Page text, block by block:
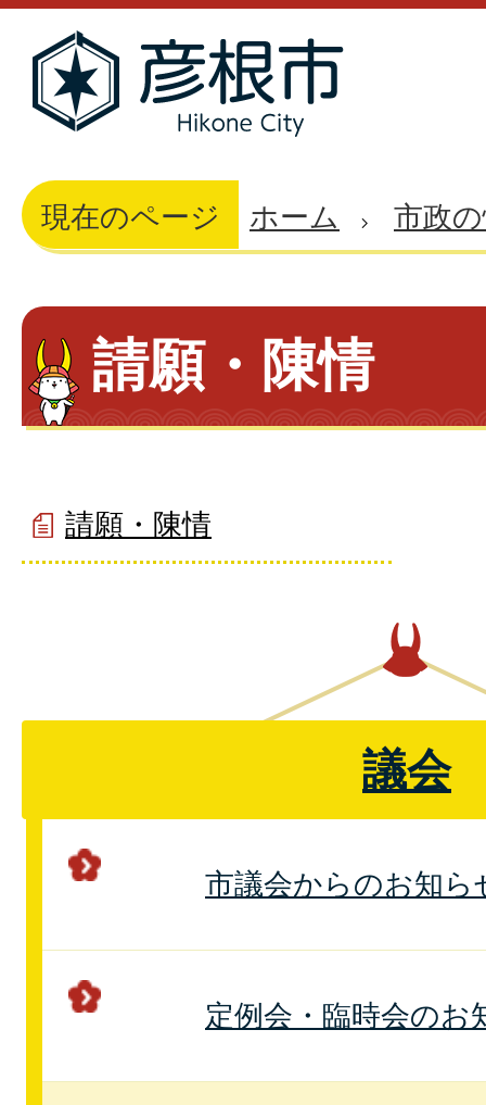
現在のページ ホーム 市政
請願・陳情
請願・陳情
議会
市議会からのお知ら
定例会・臨時会のお